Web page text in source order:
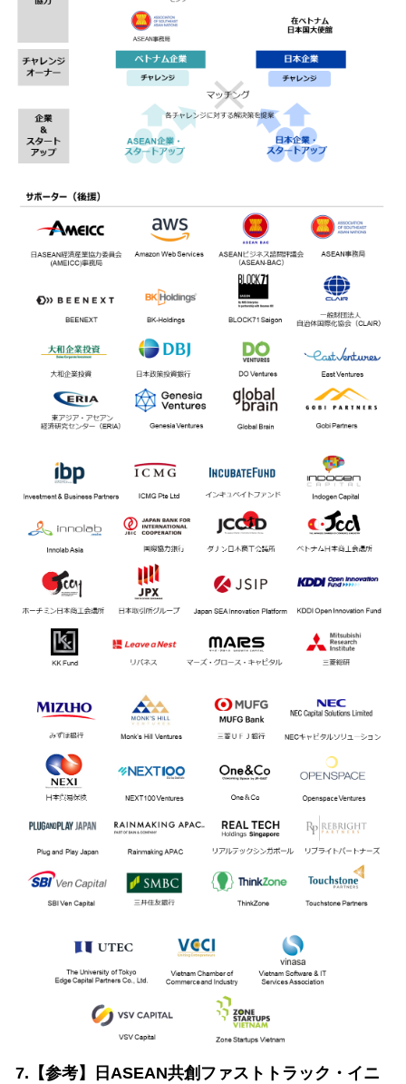
7.【参考】日ASEAN共創ファストトラック・イニ